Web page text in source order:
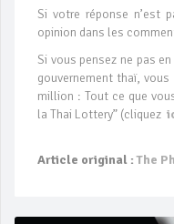
Si votre réponse n’est
opinion dans les
Si vous pensez ne pas
gouvernement thaï,
million : Tout ce que
la Thai Lottery” (cliquez
Article original :The